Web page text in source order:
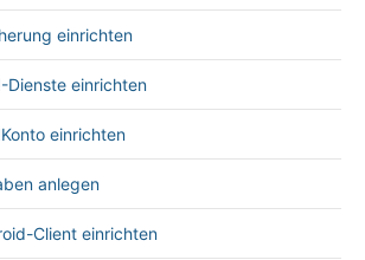
einrichten
Dienste einrichten
einrichten
anlegen
Client einrichten